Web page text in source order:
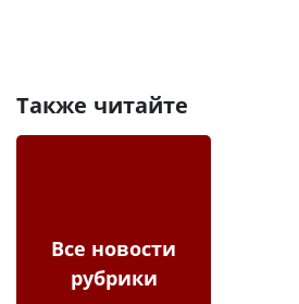
Также читайте
Все новости
рубрики